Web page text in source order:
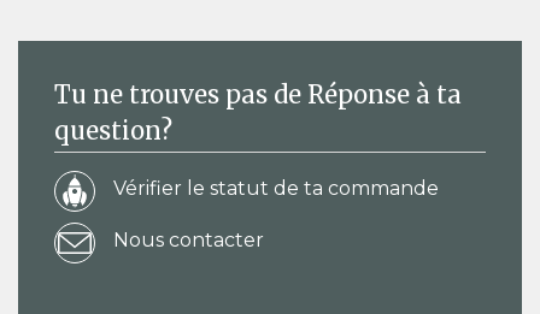
Tu ne trouves pas de Réponse à ta
question?
Vérifier le statut de ta commande
Nous contacter